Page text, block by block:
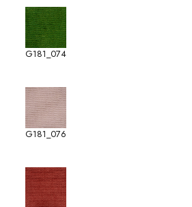
G181_074
G181_076